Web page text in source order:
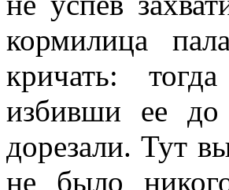
кормилица
кричать:
избивши ее до
дорезали. Тут
не было